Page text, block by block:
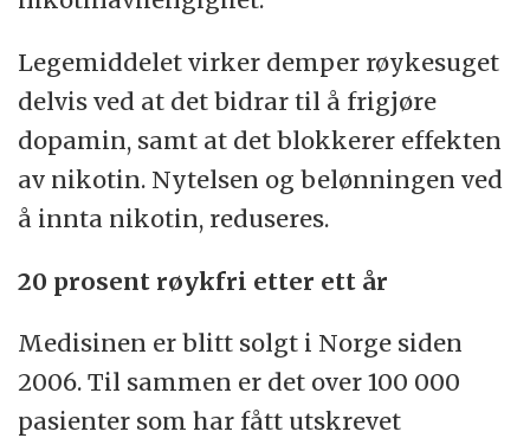
Legemiddelet virker demper røykesuget
delvis ved at det bidrar til å frigjøre
dopamin, samt at det blokkerer effekten
av nikotin. Nytelsen og belønningen ved
å innta nikotin, reduseres.
20 prosent røykfri etter ett år
Medisinen er blitt solgt i Norge siden
2006. Til sammen er det over 100 000
pasienter som har fått utskrevet